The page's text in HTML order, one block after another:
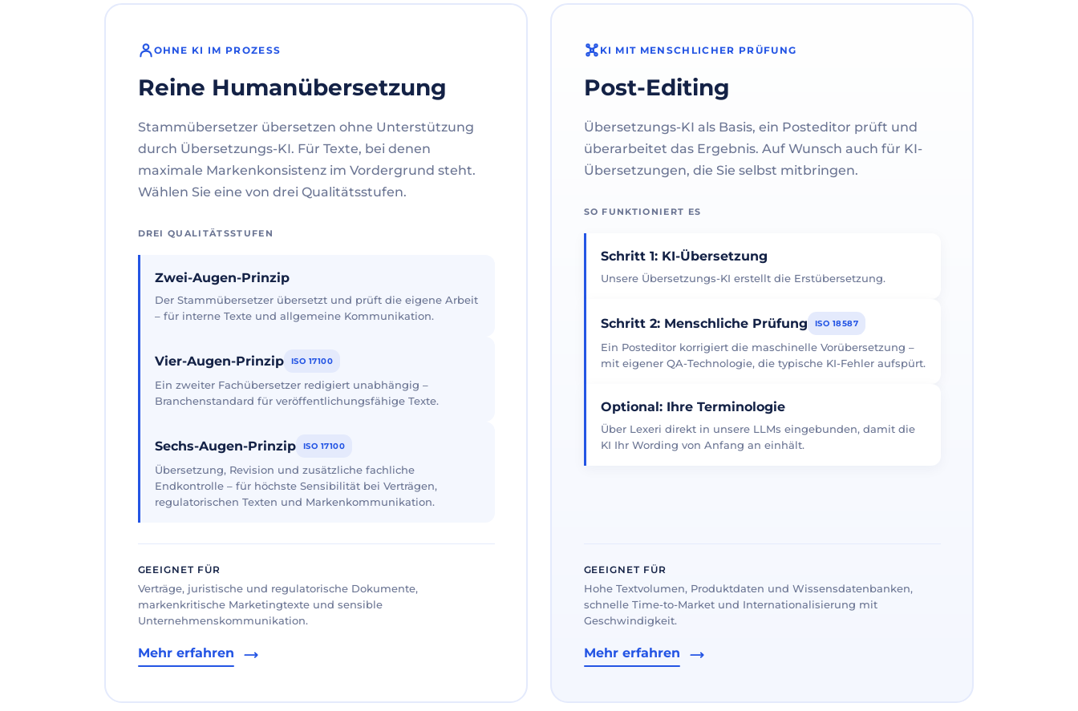
OHNE KI IM PROZESS
Reine Humanübersetzung
Stammübersetzer übersetzen ohne Unterstützung
durch Übersetzungs-KI. Für Texte, bei denen
maximale Markenkonsistenz im Vordergrund steht.
Wählen Sie eine von drei Qualitätsstufen.
DREI QUALITÄTSSTUFEN
Zwei-Augen-Prinzip
Der Stammübersetzer übersetzt und prüft die eigene Arbeit
– für interne Texte und allgemeine Kommunikation.
Vier-Augen-Prinzip ISO 17100
Ein zweiter Fachübersetzer redigiert unabhängig –
Branchenstandard für veröffentlichungsfähige Texte.
Sechs-Augen-Prinzip ISO 17100
Übersetzung, Revision und zusätzliche fachliche
Endkontrolle – für höchste Sensibilität bei Verträgen,
regulatorischen Texten und Markenkommunikation.
GEEIGNET FÜR
Verträge, juristische und regulatorische Dokumente,
markenkritische Marketingtexte und sensible
Unternehmenskommunikation.
Mehr erfahren
KI MIT MENSCHLICHER PRÜFUNG
Post-Editing
Übersetzungs-KI als Basis, ein Posteditor prüft und
überarbeitet das Ergebnis. Auf Wunsch auch für KI-
Übersetzungen, die Sie selbst mitbringen.
SO FUNKTIONIERT ES
Schritt 1: KI-Übersetzung
Unsere Übersetzungs-KI erstellt die Erstübersetzung.
Schritt 2: Menschliche Prüfung ISO 18587
Ein Posteditor korrigiert die maschinelle Vorübersetzung –
mit eigener QA-Technologie, die typische KI-Fehler aufspürt.
Optional: Ihre Terminologie
Über Lexeri direkt in unsere LLMs eingebunden, damit die
KI Ihr Wording von Anfang an einhält.
GEEIGNET FÜR
Hohe Textvolumen, Produktdaten und Wissensdatenbanken,
schnelle Time-to-Market und Internationalisierung mit
Geschwindigkeit.
Mehr erfahren